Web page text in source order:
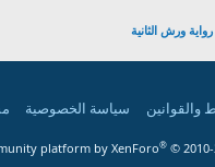
ورش الثانية
والقوانين سياسة الخصوصية
platform by XenForo® ©